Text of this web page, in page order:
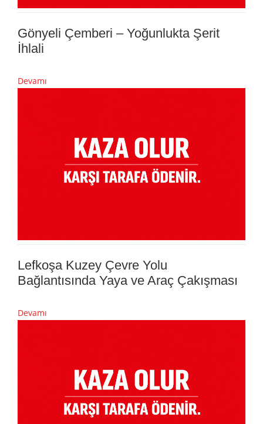
Gönyeli Çemberi – Yoğunlukta Şerit
İhlali
Devamı
Lefkoşa Kuzey Çevre Yolu
Bağlantısında Yaya ve Araç Çakışması
Devamı